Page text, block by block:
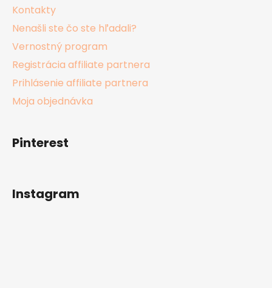
Kontakty
Nenašli ste čo ste hľadali?
Vernostný program
Registrácia affiliate partnera
Prihlásenie affiliate partnera
Moja objednávka
Pinterest
Instagram